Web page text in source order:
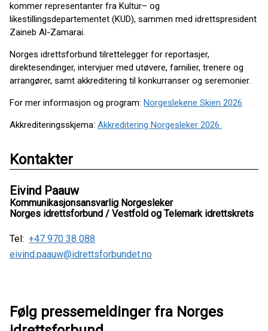
kommer representanter fra Kultur– og
likestillingsdepartementet (KUD), sammen med idrettspresident
Zaineb Al-Zamarai.
Norges idrettsforbund tilrettelegger for reportasjer,
direktesendinger, intervjuer med utøvere, familier, trenere og
arrangører, samt akkreditering til konkurranser og seremonier.
For mer informasjon og program: Norgeslekene Skien 2026
Akkrediteringsskjema: Akkreditering Norgesleker 2026
Kontakter
Eivind Paauw
Kommunikasjonsansvarlig Norgesleker
Norges idrettsforbund / Vestfold og Telemark idrettskrets
Tel: +47 970 38 088
eivind.paauw@idrettsforbundet.no
Følg pressemeldinger fra Norges